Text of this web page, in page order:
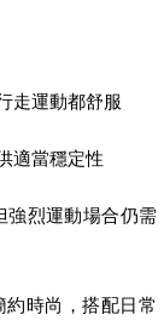
運動都舒服
當穩定性
烈運動場合仍需
時尚，搭配日常